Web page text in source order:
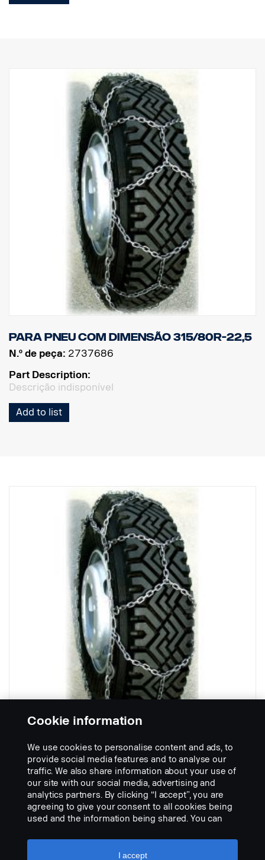
Para pneu com dimensão 315/80R-22,5
N.º de peça: 2737686
Part Description:
Descrição indisponível
Add to list
Para pneu com dimensão 385/65R-22,5
N.º de peça:2737687
Part Description:
Correntes de neve leves de 5,5 mm
Cookie information
We use cookies to personalise content and ads, to
provide social media features and to analyse our
traffic. We also share information about your use of
our site with our social media, advertising and
analytics partners. By clicking “I accept”, you are
agreeing to give your consent to all cookies being
used and the information being shared. You can
settings” and selecting the categories you’d like to
accept. For a more detailed explanation of how we
I accept